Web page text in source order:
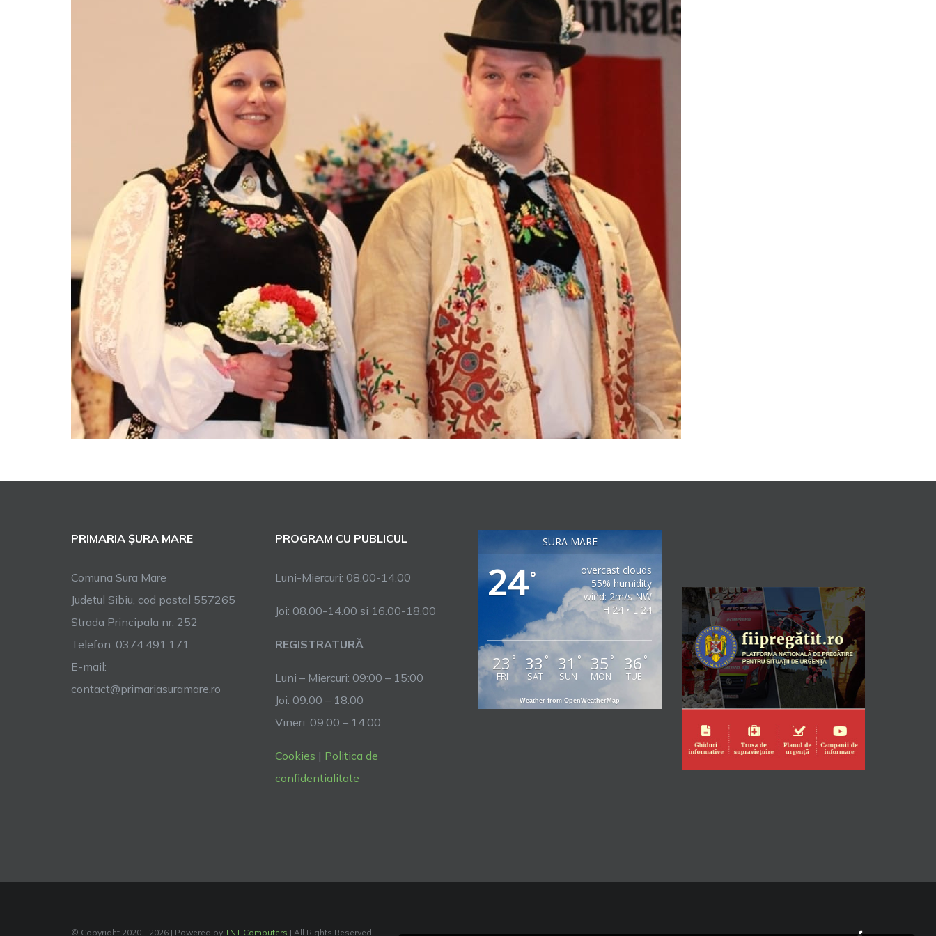
PRIMARIA ȘURA MARE
Comuna Sura Mare
Judetul Sibiu, cod postal 557265
Strada Principala nr. 252
Telefon: 0374.491.171
E-mail:
contact@primariasuramare.ro
PROGRAM CU PUBLICUL
Luni-Miercuri: 08.00-14.00
Joi: 08.00-14.00 si 16.00-18.00
REGISTRATURĂ
Luni – Miercuri: 09:00 – 15:00
Joi: 09:00 – 18:00
Vineri: 09:00 – 14:00.
Cookies | Politica de
confidentialitate
SURA MARE
24°
overcast clouds
55% humidity
wind: 2m/s NW
H 24 • L 24
23 °
FRI
33 °
SAT
31 °
SUN
35 °
MON
36 °
TUE
Weather from OpenWeatherMap
© Copyright 2020 - 2026 | Powered by TNT Computers | All Rights Reserved